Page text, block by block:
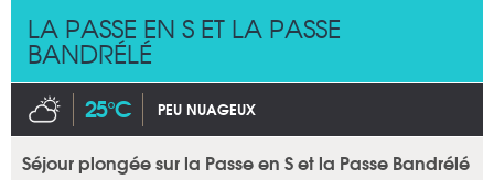
LA PASSE EN S ET LA PASSE
BANDRÉLÉ
25°C PEU NUAGEUX
Séjour plongée sur la Passe en S et la Passe Bandrélé